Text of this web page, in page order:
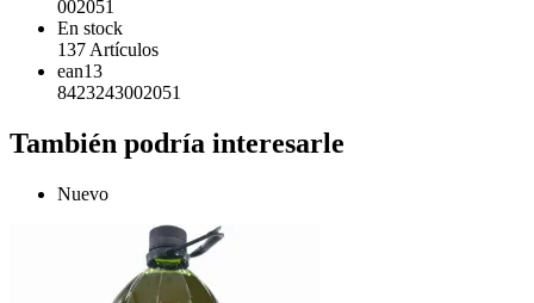
002051
En stock
137 Artículos
ean13
8423243002051
También podría interesarle
Nuevo